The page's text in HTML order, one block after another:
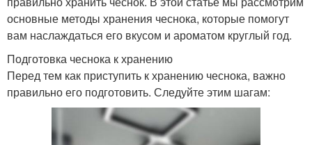
основные методы хранения чеснока, которые помогут
вам наслаждаться его вкусом и ароматом круглый год.
Подготовка чеснока к хранению
Перед тем как приступить к хранению чеснока, важно
правильно его подготовить. Следуйте этим шагам: